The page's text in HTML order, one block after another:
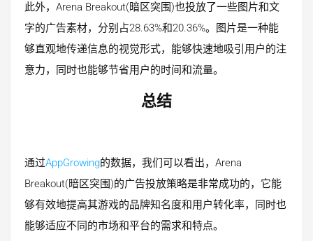
此外，Arena Breakout(暗区突围)也投放了一些图片和文
字的广告素材，分别占28.63%和20.36%。图片是一种能
够直观地传递信息的视觉形式，能够快速地吸引用户的注
意力，同时也能够节省用户的时间和流量。
总结
通过AppGrowing的数据，我们可以看出，Arena
Breakout(暗区突围)的广告投放策略是非常成功的，它能
够有效地提高其游戏的品牌知名度和用户转化率，同时也
能够适应不同的市场和平台的需求和特点。